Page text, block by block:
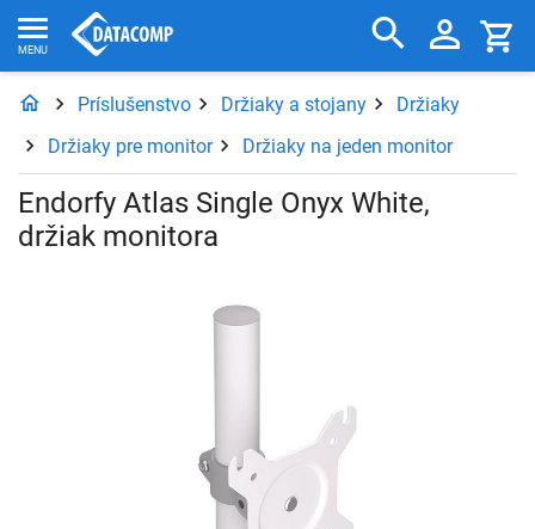
Príslušenstvo Držiaky a stojany
Držiaky
Držiaky pre monitor
Držiaky na jeden monitor
Endorfy Atlas Single Onyx White,
držiak monitora